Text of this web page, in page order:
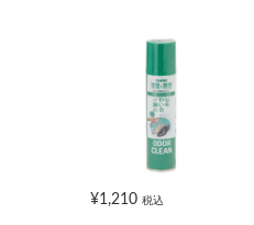
¥1,210 税込